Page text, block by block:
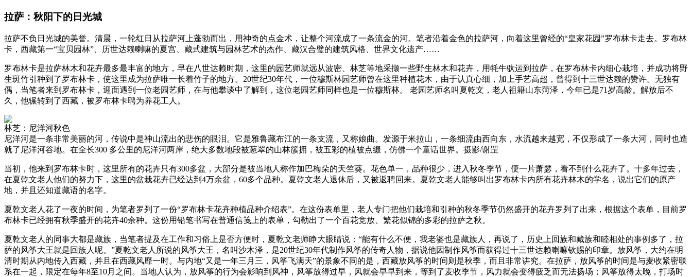
拉萨：秋阳下的日光城
拉萨不负日光城的美誉。清晨，一轮红日从拉萨河上蓬勃而出，用神奇的点金术，让整个河流成了一条流金的河。笔者沿着金色的拉萨河，向着这里曾经的“皇家花园”罗布林卡走去。罗布林
卡，西藏第一“宝贝园林”、历世达赖喇嘛的夏宫、藏式建筑与园林艺术的杰作、藏汉合璧的建筑风格、世界文化遗产……
罗布林卡是拉萨林木和花卉最多最丰富的地方，早在八世达赖时期，这里的园艺师就远从波密、林芝等地采撷一些野生林木和花卉，用牦牛驮运到拉萨，在罗布林卡内细心栽培，并成功将野
生斑竹引种到了罗布林卡，使这里成为拉萨唯一长着竹子的地方。20世纪30年代，一位穆斯林园艺师曾在这里种植花木，由于认真心细，加上手艺高超，曾得到十三世达赖的赞许。无独有
偶，当笔者来到罗布林卡，迎面遇到一位老园艺师，在与他攀谈中了解到，这位老园艺师同样也是一位穆斯林。 老园艺师名叫夏乾文，老人祖籍山东菏泽，今年已是71岁高龄。解放后不
久，他辗转到了西藏，被罗布林卡聘为养花工人。
林芝：尼洋河秋色
尼洋河是一条非常美丽的河，传说中是神山流出的悲伤的眼泪。它是雅鲁藏布江的一条支流，又称娘曲。发源于米拉山，一条细流由西向东，水流越来越宽，不仅形成了一条大河，同时也造
就了尼洋河谷地。在全长300 多公里的尼洋河两岸，绝大多数地段被葱翠的山林簇拥，被五彩的植被点缀，仿佛一个童话世界。摄影/谢罡
当初，他来到罗布林卡时，这里所有的花卉只有300多盆，大部分是被当地人称作加巴梅朵的天竺葵。花色单一，品种很少，进入秋冬季节，便一片萧瑟，看不到什么花卉了。十多年过去，
在夏乾文老人他们的努力下，这里的盆栽花卉已经达到4万余盆，60多个品种。夏乾文老人退休后，又被返聘回来。夏乾文老人能够叫出罗布林卡内所有花卉林木的学名，说出它们的原产
地，并且还知道藏语的名字。
夏乾文老人花了一夜的时间，为笔者罗列了一份“罗布林卡花卉种植品种介绍表”。在这份表单里，老人专门把他们栽培和引种的秋冬季节仍然盛开的花卉罗列了出来，根据这个表单，目前罗
布林卡已经拥有秋季盛开的花卉40余种。这份用铅笔书写在普通信笺上的表单，勾勒出了一个百花竞放、繁花似锦的多彩的拉萨之秋。
夏乾文老人的同事大都是藏族，当笔者提及在工作和习俗上是否方便时，夏乾文老师睁大眼睛说：“能有什么不便，我老婆也是藏族人，再说了，历史上回族和藏族和睦相处的事例多了，拉
萨的风筝大王就是回族人呢。”夏乾文老人所说的风筝大王，名叫沙木泽，是20世纪30年代制作风筝的传奇人物，据说他因制作风筝而获得过十三世达赖喇嘛钦赐的印章。放风筝，大约在明
清时期从内地传入西藏，并且在西藏风靡一时。与内地“又是一年三月三，风筝飞满天”的景象不同的是，西藏放风筝的时间则是秋季，而且非常讲究。在拉萨，放风筝的时间是与麦收紧密联
系在一起，限定在每年8至10月之间。当地人认为，放风筝的行为会影响到风神，风筝放得过早，风就会早早到来，等到了麦收季节，风力就会变得疲乏而无法扬场；风筝放得太晚，打场时